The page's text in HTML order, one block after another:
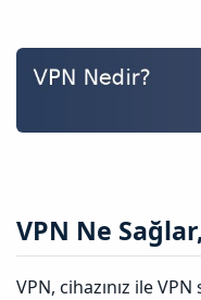
VPN Ne
VPN, cihazınız ile